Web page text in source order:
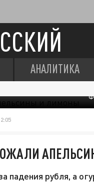
АНАЛИТИКА
падения рубля, а